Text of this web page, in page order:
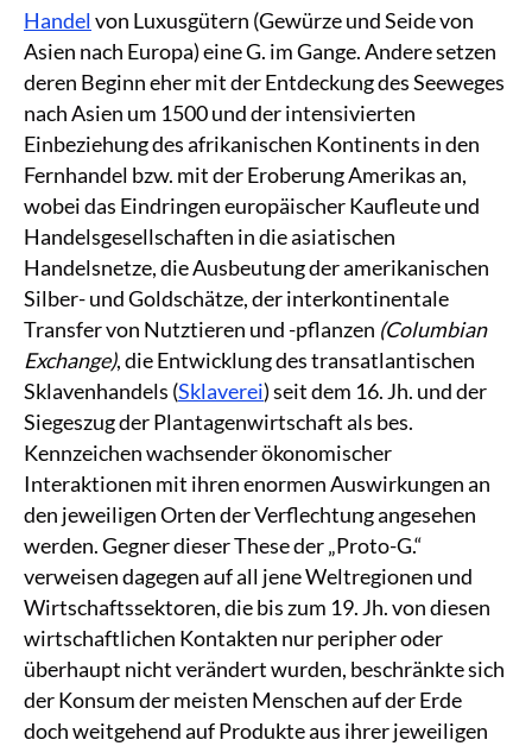
Handel von Luxusgütern (Gewürze und Seide von
Asien nach Europa) eine G. im Gange. Andere setzen
deren Beginn eher mit der Entdeckung des Seeweges
nach Asien um 1500 und der intensivierten
Einbeziehung des afrikanischen Kontinents in den
Fernhandel bzw. mit der Eroberung Amerikas an,
wobei das Eindringen europäischer Kaufleute und
Handelsgesellschaften in die asiatischen
Handelsnetze, die Ausbeutung der amerikanischen
Silber- und Goldschätze, der interkontinentale
Transfer von Nutztieren und -pflanzen (Columbian
Exchange), die Entwicklung des transatlantischen
Sklavenhandels (Sklaverei) seit dem 16. Jh. und der
Siegeszug der Plantagenwirtschaft als bes.
Kennzeichen wachsender ökonomischer
Interaktionen mit ihren enormen Auswirkungen an
den jeweiligen Orten der Verflechtung angesehen
werden. Gegner dieser These der „Proto-G.“
verweisen dagegen auf all jene Weltregionen und
Wirtschaftssektoren, die bis zum 19. Jh. von diesen
wirtschaftlichen Kontakten nur peripher oder
überhaupt nicht verändert wurden, beschränkte sich
der Konsum der meisten Menschen auf der Erde
doch weitgehend auf Produkte aus ihrer jeweiligen